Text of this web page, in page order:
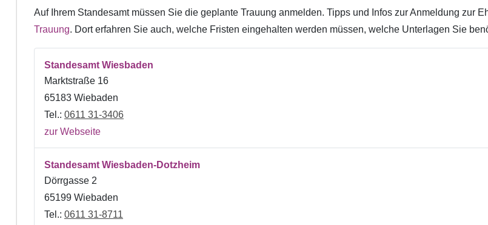
Auf Ihrem Standesamt müssen Sie die geplante Trauung anmelden. Tipps und Infos zur Anmeldung zur
Trauung. Dort erfahren Sie auch, welche Fristen eingehalten werden müssen, welche Unterlagen Sie
Standesamt Wiesbaden
Marktstraße 16
65183 Wiebaden
Tel.: 0611 31-3406
zur Webseite
Standesamt Wiesbaden-Dotzheim
Dörrgasse 2
65199 Wiebaden
Tel.: 0611 31-8711